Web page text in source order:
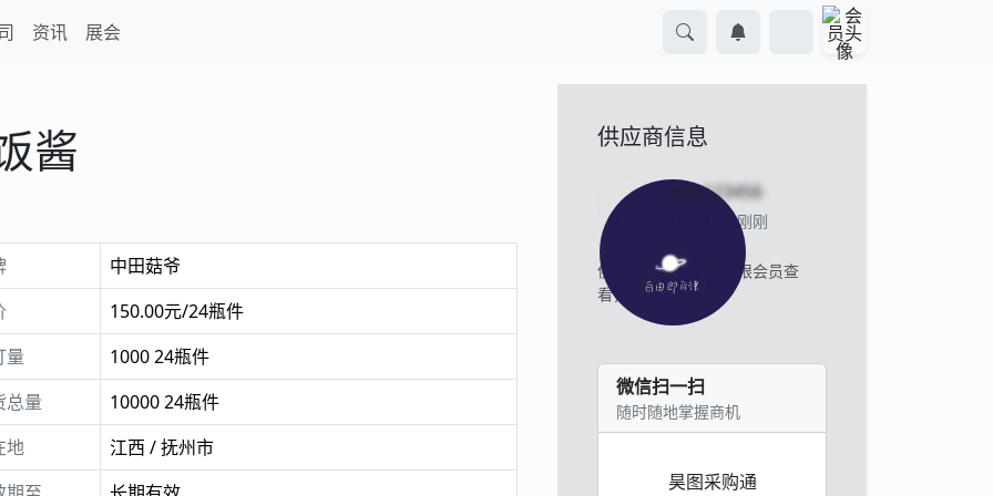
资讯 展会
酱
中田菇爷
150.00元/24瓶件
量
1000 24瓶件
总量
10000 24瓶件
地
江西 / 抚州市
供应商信息
uid-123456
当前离线 刚刚
供应商的联系方式仅限会员查
看，
立即登录。
微信扫一扫
随时随地掌握商机
昊图采购通